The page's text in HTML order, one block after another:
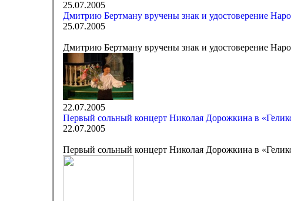
25.07.2005
Дмитрию Бертману вручены знак и удостоверение
25.07.2005
Дмитрию Бертману вручены знак и удостоверение
22.07.2005
Первый сольный концерт Николая Дорожкина в
22.07.2005
Первый сольный концерт Николая Дорожкина в